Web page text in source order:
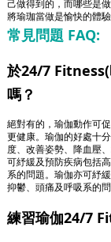
己做得到的，而哪些是
將瑜珈當做是愉快的體
常見問題 FAQ:
於24/7 Fitness(
嗎？
絕對有的，瑜伽動作可
更健康。瑜伽的好處十
度、改善姿勢、降血壓
可紓緩及預防疾病包括
系的問題。瑜伽亦可紓
抑鬱、頭痛及呼吸系的問
練習瑜伽24/7